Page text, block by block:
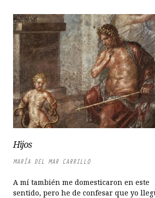
Hijos
MARÍA DEL MAR CARRILLO
A mí también me domesticaron en este
sentido, pero he de confesar que yo